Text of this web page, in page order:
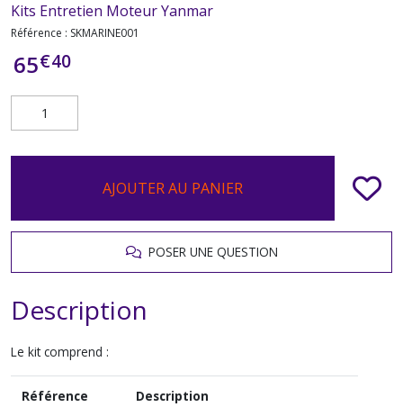
Kits Entretien Moteur Yanmar
Référence : SKMARINE001
65€40
AJOUTER AU PANIER
POSER UNE QUESTION
Description
Le kit comprend :
Référence Description